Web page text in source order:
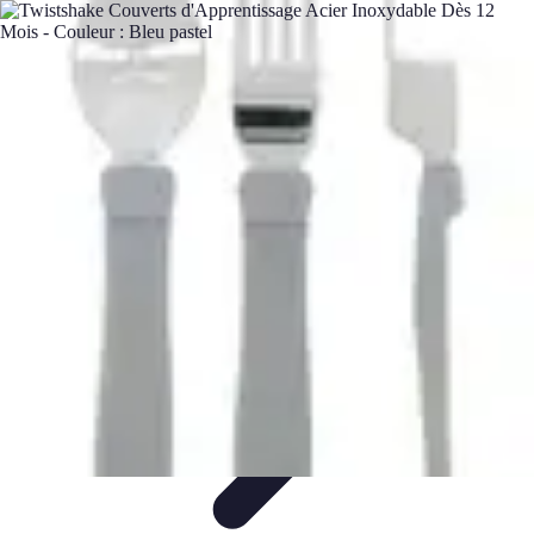
Training Pro
Méthodes de FormationConception de formation
Formation et MéthodologiesOptimisation du Training
Training Pro